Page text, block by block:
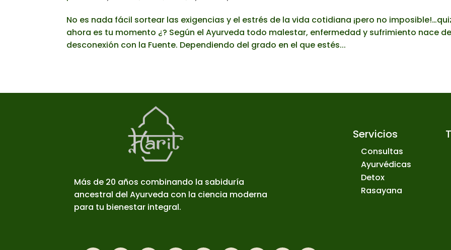
No es nada fácil sortear las exigencias y el estrés de la vida cotidiana ¡pero no
ahora es tu momento ¿? Según el Ayurveda todo malestar, enfermedad y sufrimiento nace
desconexión con la Fuente. Dependiendo del grado en el que estés...
Más de 20 años combinando la sabiduría
ancestral del Ayurveda con la ciencia moderna
para tu bienestar integral.
Servicios
Consultas
Ayurvédicas
Detox
Rasayana